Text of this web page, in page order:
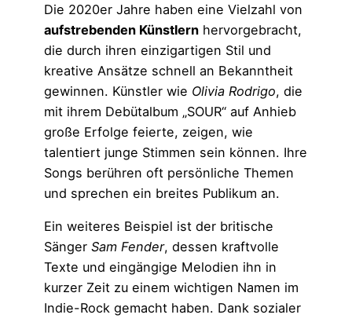
Die 2020er Jahre haben eine Vielzahl von
aufstrebenden Künstlern hervorgebracht,
die durch ihren einzigartigen Stil und
kreative Ansätze schnell an Bekanntheit
gewinnen. Künstler wie Olivia Rodrigo, die
mit ihrem Debütalbum „SOUR“ auf Anhieb
große Erfolge feierte, zeigen, wie
talentiert junge Stimmen sein können. Ihre
Songs berühren oft persönliche Themen
und sprechen ein breites Publikum an.
Ein weiteres Beispiel ist der britische
Sänger Sam Fender, dessen kraftvolle
Texte und eingängige Melodien ihn in
kurzer Zeit zu einem wichtigen Namen im
Indie-Rock gemacht haben. Dank sozialer